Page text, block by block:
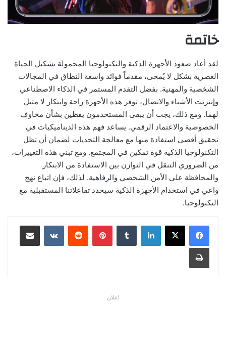
خاتمة
لقد أعاد صعود الأجهزة الذكية والتكنولوجيا المحمولة تشكيل الحياة
العصرية بشكل لا يُمحى، مقدماً فوائد واسعة النطاق في المجالات
الشخصية والمهنية. بفضل التقدم المستمر في الذكاء الاصطناعي
وإنترنت الأشياء والاتصال، توفر هذه الأجهزة راحة وابتكار لا مثيل
لهما. ومع ذلك، يجب أن يبقى المستخدمون يقظين بشأن مخاوف
الخصوصية والاعتماد الرقمي. يساعد فهم هذه الديناميكيات في
تحقيق أقصى استفادة منها مع معالجة التحديات لضمان أن تظل
التكنولوجيا الذكية قوة تمكين في المجتمع. ومع تبني هذه التغييرات،
من الضروري التنقل في التوازن بين الاستفادة من الابتكار
والمحافظة على الأمن الشخصي والرفاهية. لذلك، فإن اتباع نهج
واعي في استخدام الأجهزة الذكية سيحدد تفاعلاتنا المستقبلية مع
التكنولوجيا.
لينكدإن بينتيريست مشاركة عبر البريد
طباعة
اعلان